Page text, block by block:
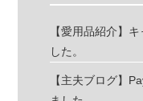
【愛用品紹介】
した。
【主夫ブログ】